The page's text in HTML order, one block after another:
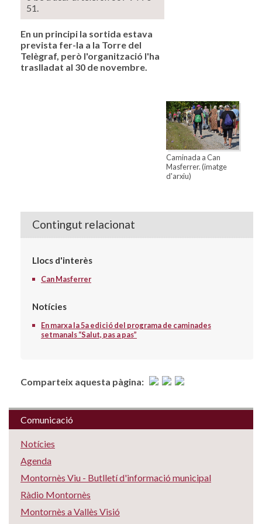
51.
En un principi la sortida estava
prevista fer-la a la Torre del
Telègraf, però l'organització l'ha
traslladat al 30 de novembre.
Caminada a Can
Masferrer. (imatge
d'arxiu)
Contingut relacionat
Llocs d'interès
Can Masferrer
Notícies
En marxa la 5a edició del programa de caminades
setmanals “Salut, pas a pas”
Comparteix aquesta pàgina:
Comunicació
Notícies
Agenda
Montornès Viu - Butlletí d'informació municipal
Ràdio Montornès
Montornès a Vallès Visió